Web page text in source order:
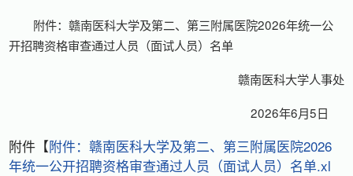
附件：赣南医科大学及第二、第三附属医院2026年统一公
开招聘资格审查通过人员（面试人员）名单
赣南医科大学人事处
2026年6月5日
附件【附件：赣南医科大学及第二、第三附属医院2026
年统一公开招聘资格审查通过人员（面试人员）名单.xl